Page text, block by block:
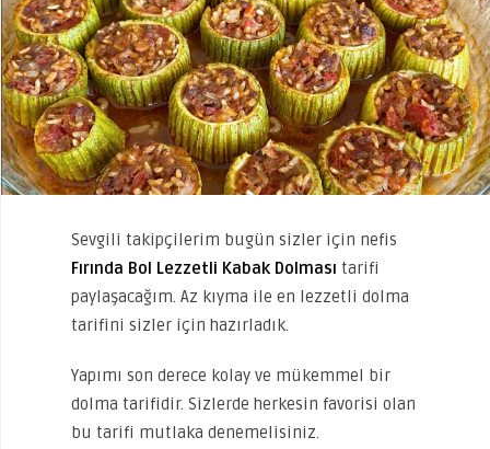
Sevgili takipçilerim bugün sizler için nefis
Fırında Bol Lezzetli Kabak Dolması tarifi
paylaşacağım. Az kıyma ile en lezzetli dolma
tarifini sizler için hazırladık.
Yapımı son derece kolay ve mükemmel bir
dolma tarifidir. Sizlerde herkesin favorisi olan
bu tarifi mutlaka denemelisiniz.